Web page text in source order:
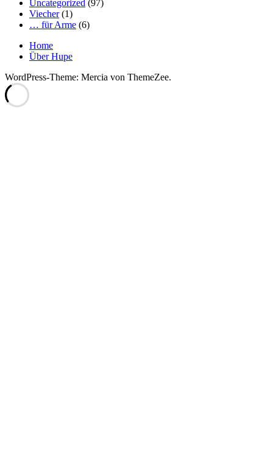
Uncategorized (97)
Viecher(1)
… für Arme (6)
Home
Über Hupe
WordPress-Theme: Mercia von ThemeZee.